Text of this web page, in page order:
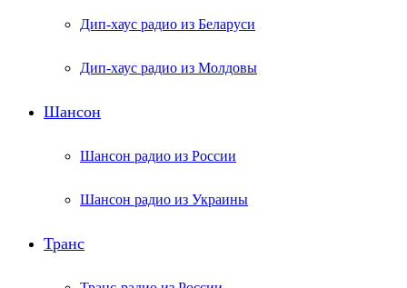
Дип-хаус радио из Беларуси
Дип-хаус радио из Молдовы
Шансон
Шансон радио из России
Шансон радио из Украины
Транс